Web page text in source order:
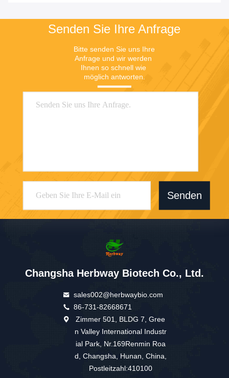
Senden Sie Ihre Anfrage
Bitte senden Sie uns Ihre
Anfrage und wir werden
Ihnen so schnell wie
möglich antworten.
Senden
Changsha Herbway Biotech Co., Ltd.
sales002@herbwaybio.com
86-731-82668671
Zimmer 501, BLDG 7, Gree
n Valley International Industr
ial Park, Nr.169Renmin Roa
d, Changsha, Hunan, China,
Postleitzahl:410100